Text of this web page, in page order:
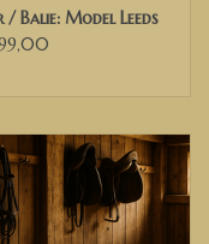
/ Balie: Model Leeds